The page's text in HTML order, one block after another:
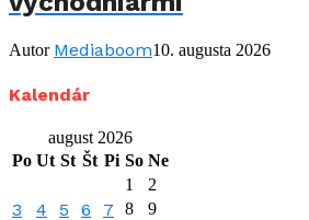
Autor Mediaboom10. augusta 2026
Kalendár
august 2026
Po Ut St Št Pi So Ne
1
2
3 4 5 6 7 8 9